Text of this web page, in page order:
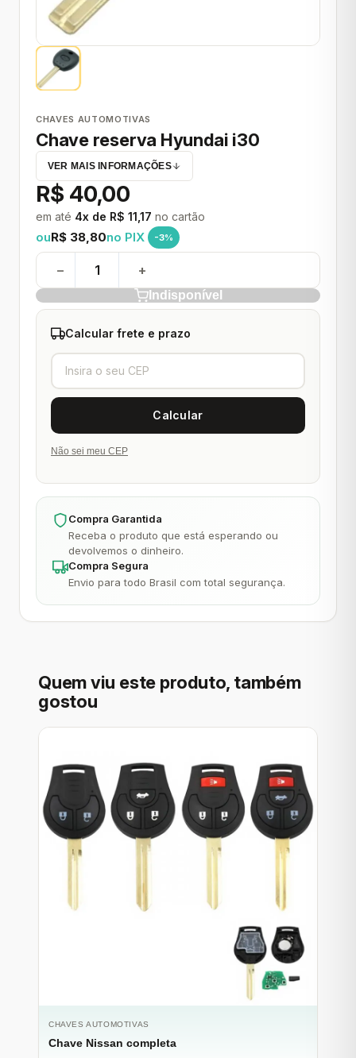
CHAVES AUTOMOTIVAS
Chave reserva Hyundai i30
VER MAIS INFORMAÇÕES
R$ 40,00
em até 4x de R$ 11,17 no cartão
ouR$ 38,80no PIX -3%
− +
Indisponível
Calcular frete e prazo
Não sei meu CEP
Compra Garantida
Receba o produto que está esperando ou
devolvemos o dinheiro.
Compra Segura
Envio para todo Brasil com total segurança.
Quem viu este produto, também
gostou
CHAVES AUTOMOTIVAS
Chave Nissan completa